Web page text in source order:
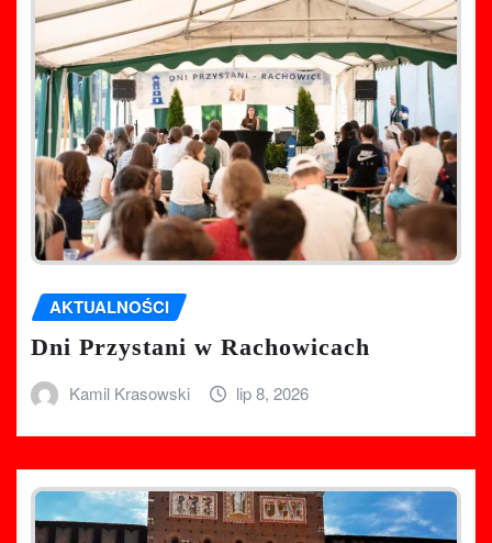
AKTUALNOŚCI
Dni Przystani w Rachowicach
Kamil Krasowski lip 8, 2026